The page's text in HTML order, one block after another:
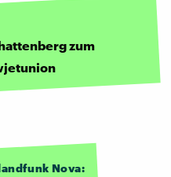
zum
Nova: